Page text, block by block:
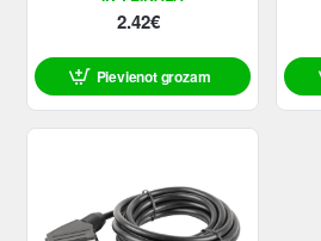
2.42€
Pievienot grozam